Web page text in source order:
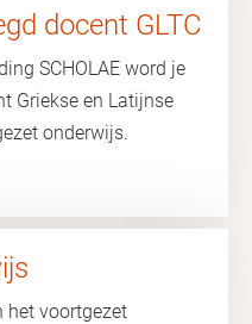
docent GLTC
SCHOLAE word je
Griekse en Latijnse
onderwijs.
het voortgezet